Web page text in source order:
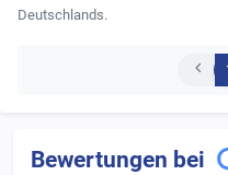
Deutschlands.
Bewertungen bei